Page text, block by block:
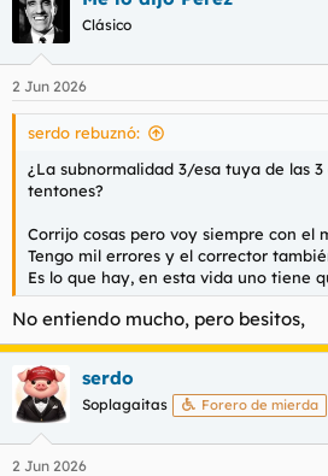
Clásico
2 Jun 2026
serdo rebuznó:
¿La subnormalidad 3/esa tuya de las
tentones?
Corrijo cosas pero voy siempre con el
Tengo mil errores y el corrector
Es lo que hay, en esta vida uno tiene
No entiendo mucho, pero besitos,
serdo
Soplagaitas Forero de mierda
2 Jun 2026